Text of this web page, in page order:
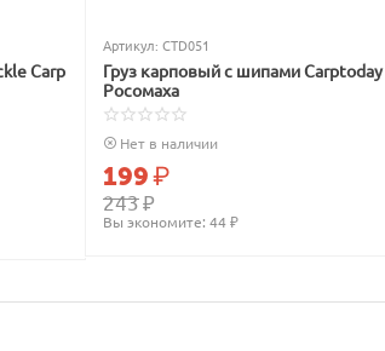
Carp
Артикул: CTD051
Груз карповый с шипами Carptoday
Росомаха
Нет в наличии
243₽
199₽
Вы экономите: 44 ₽